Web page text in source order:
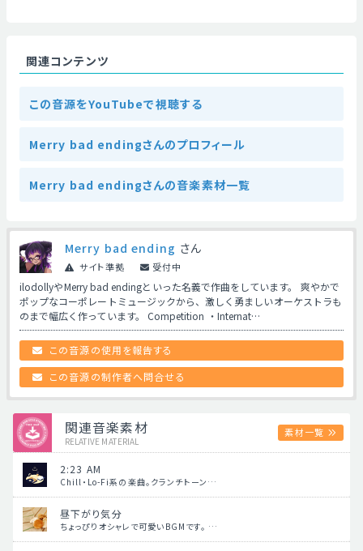
関連コンテンツ
この音源をYouTubeで視聴する
Merry bad endingさんのプロフィール
Merry bad endingさんの音楽素材一覧
Merry bad ending さん
サイト準拠 受付中
ilodollyやMerry bad endingといった名義で作曲をしています。 爽やかで
ポップなコーポレートミュージックから、激しく勇ましいオーケストラも
のまで幅広く作っています。 Competition ・Internat…
この音源の使用を報告する
この音源の制作者へ問合せる
関連音楽素材
RELATIVE MATERIAL
素材一覧
2:23 AM
Chill・Lo-Fi系の楽曲。クランチトーン…
昼下がり気分
ちょっぴりオシャレで可愛いBGMです。 …